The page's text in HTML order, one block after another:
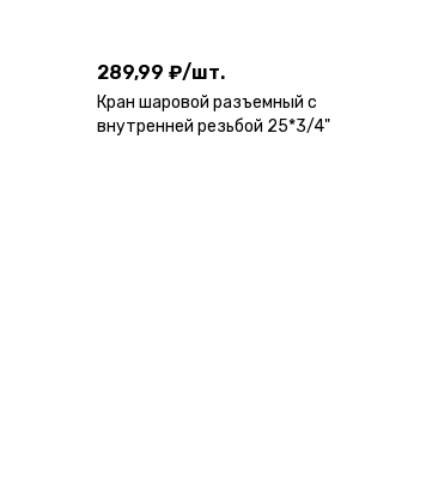
289,99 ₽/шт.
Кран шаровой разъемный с
внутренней резьбой 25*3/4"